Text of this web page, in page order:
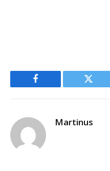
Facebook
Martinus